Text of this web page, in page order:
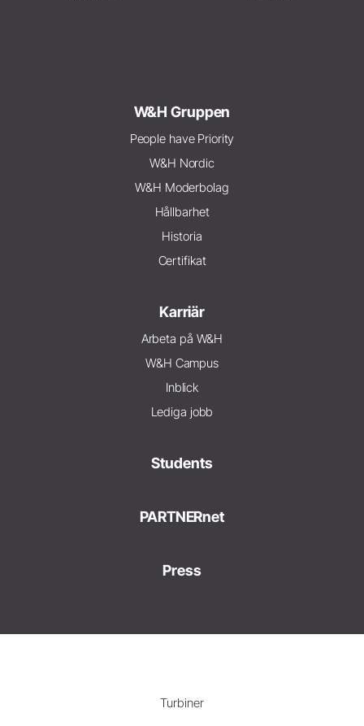
W&H Gruppen
People have Priority
W&H Nordic
W&H Moderbolag
Hållbarhet
Historia
Certifikat
Karriär
Arbeta på W&H
W&H Campus
Inblick
Lediga jobb
Students
PARTNERnet
Press
Turbiner